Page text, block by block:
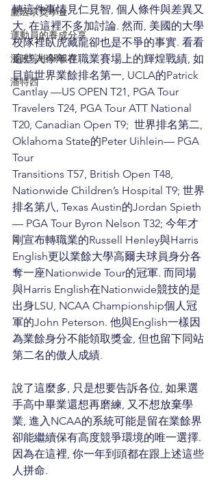
盧宏宗獎學金
運動員的養成分享
潘政琮相關報導
潘特西
轉這件事情見仁見智, 個人條件與差異又
大, 在這裡不多加討論. 然而, 美國的大學
校隊裡臥虎藏龍卻也是不爭的事實. 看看
這些人今年在職業賽場上的輝煌戰績, 如
目前世界業餘排名第一, UCLA的Patrick
Cantlay —US OPEN T21, PGA Tour
Travelers T24, PGA Tour ATT National
T20, Canadian Open T9;  世界排名第二,
Oklahoma State的Peter Uihlein— PGA
Tour
Transitions T57, British Open T48,
Nationwide Children’s Hospital T9; 世界
排名第八, Texas Austin的Jordan Spieth
— PGA Tour Byron Nelson T32; 今年才
剛宣布轉職業的Russell Henley與Harris
English更以業餘大學高爾夫球員身分各
奪一座Nationwide Tour的冠軍. 而同場
與Harris English在Nationwide競技的是
出身LSU, NCAA Championship個人冠
軍的John Peterson. 他與English一樣因
為業餘身分不能領取獎金, 但也留下同站
第二名的傲人成績.
說了這麼多, 只是想要告訴各位, 如果選
手高中畢業還想再磨練, 又不想放棄學
業, 進入NCAA的系統可能是留在業餘界
卻能繼續保有高度競爭環境的唯一選擇.
因為在這裡, 你一年到頭都在跟上述這些
人拼命.